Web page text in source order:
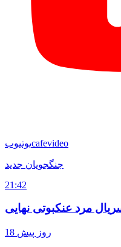
یوتیوبcafevideo
جنگجویان جدید
21:42
18 روز پیش